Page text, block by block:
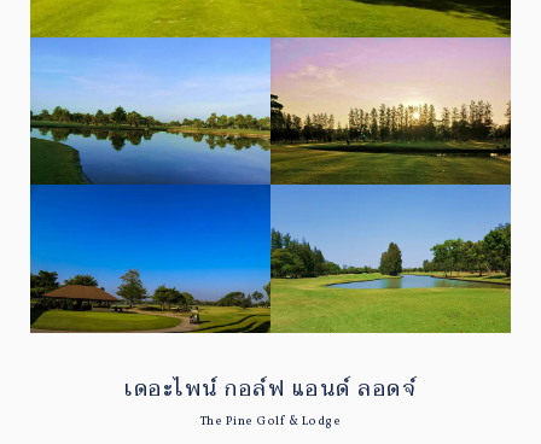
เดอะไพน์ กอล์ฟ แอนด์ ลอดจ์
The Pine Golf & Lodge